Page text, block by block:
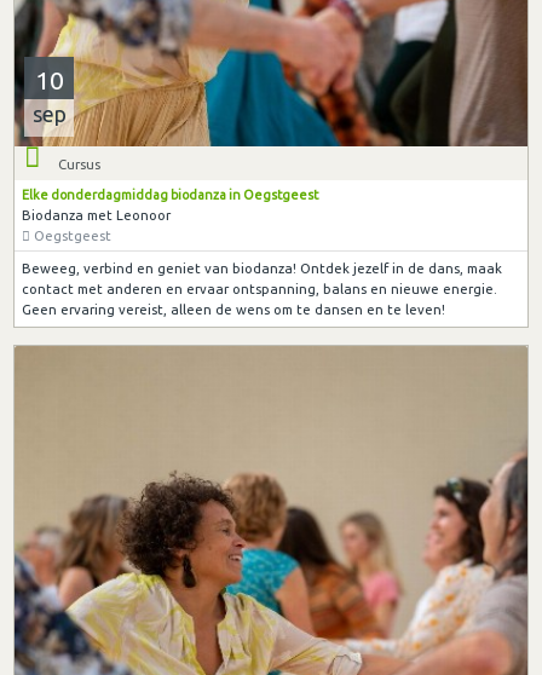
10
sep
Cursus
Elke donderdagmiddag biodanza in Oegstgeest
Biodanza met Leonoor
Oegstgeest
Beweeg, verbind en geniet van biodanza! Ontdek jezelf in de dans, maak
contact met anderen en ervaar ontspanning, balans en nieuwe energie.
Geen ervaring vereist, alleen de wens om te dansen en te leven!